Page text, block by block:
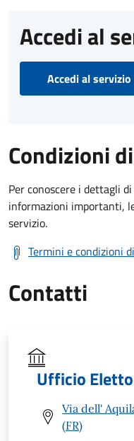
Accedi al
Accedi al servizio
Condizioni
Per conoscere i dettagli
informazioni importanti,
servizio.
Termini e condizioni
Contatti
Ufficio
Via dell'
(FR)